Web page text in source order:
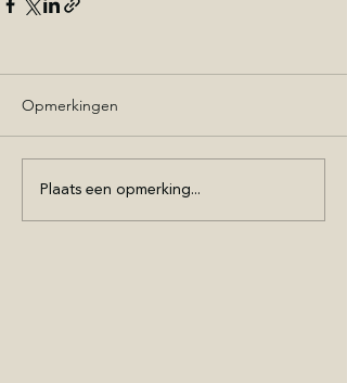
Opmerkingen
Plaats een opmerking...